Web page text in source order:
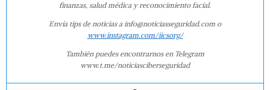
finanzas, salud médica y reconocimiento facial.
Envía tips de noticias a info@noticiasseguridad.com o
www.instagram.com/iicsorg/
También puedes encontrarnos en Telegram
www.t.me/noticiasciberseguridad